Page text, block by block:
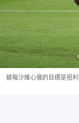
據報沙維心儀的目標是祖